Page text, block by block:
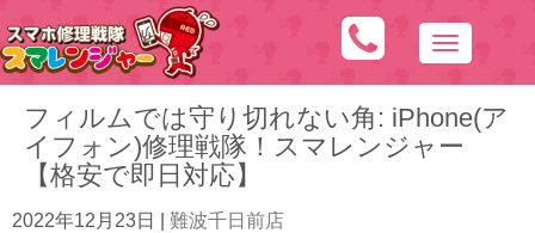
N
a
v
i
フィルムでは守り切れない角: iPhone(ア
イフォン)修理戦隊！スマレンジャー
【格安で即日対応】
2022年12月23日 難波千日前店